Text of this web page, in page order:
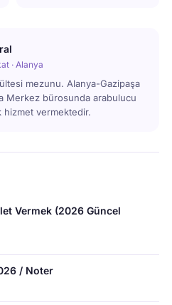
· Alanya
mezunu. Alanya-Gazipaşa
Merkez bürosunda arabulucu
hizmet vermektedir.
Vermek (2026 Güncel
/ Noter